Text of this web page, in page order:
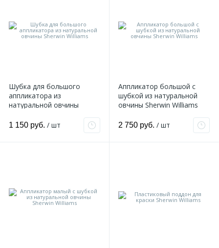
Шубка для большого
аппликатора из
натуральной овчины
1 150 руб. / шт
Аппликатор большой с
шубкой из натуральной
овчины Sherwin Williams
2 750 руб. / шт